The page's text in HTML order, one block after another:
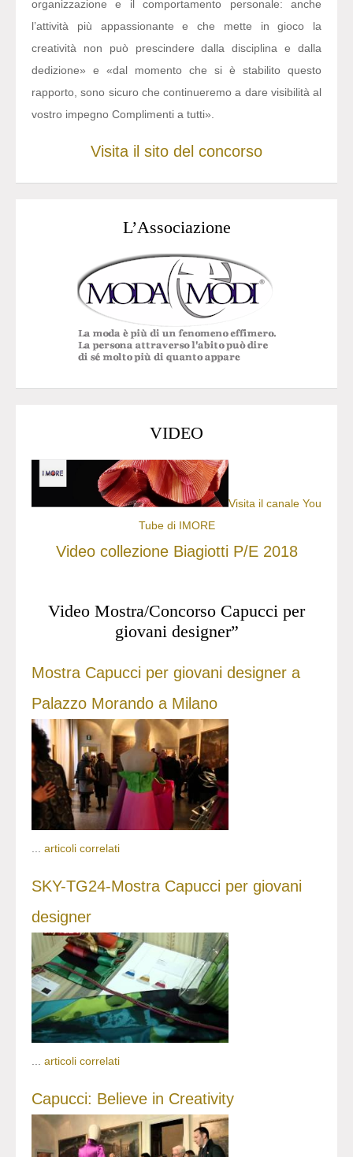
organizzazione e il comportamento personale: anche
l’attività più appassionante e che mette in gioco la
creatività non può prescindere dalla disciplina e dalla
dedizione» e «dal momento che si è stabilito questo
rapporto, sono sicuro che continueremo a dare visibilità al
vostro impegno Complimenti a tutti».
Visita il sito del concorso
L’Associazione
VIDEO
Visita il canale You
Tube di IMORE
Video collezione Biagiotti P/E 2018
Video Mostra/Concorso Capucci per
giovani designer”
Mostra Capucci per giovani designer a
Palazzo Morando a Milano
articoli correlati
SKY-TG24-Mostra Capucci per giovani
designer
... articoli correlati
Capucci: Believe in Creativity